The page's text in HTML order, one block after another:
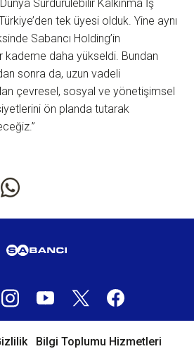
Sürdürülebilir Kalkınma İş
tek üyesi olduk. Yine aynı
Sabancı Holding’in
kademe daha yükseldi. Bundan
sonra da, uzun vadeli
çevresel, sosyal ve yönetişimsel
ön planda tutarak
Bilgi Toplumu Hizmetleri